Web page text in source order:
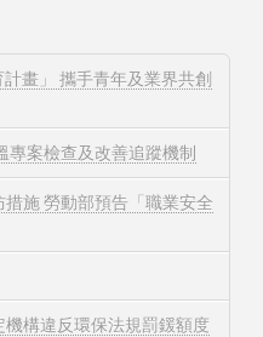
畫」 攜手青年及業界共創
專案檢查及改善追蹤機制
施 勞動部預告「職業安全
構違反環保法規罰鍰額度